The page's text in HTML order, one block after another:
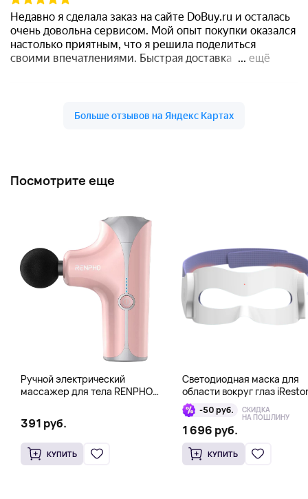
Посмотрите еще
Ручной электрический
массажер для тела RENPHO
391 руб.
КУПИТЬ
Светодиодная маска для
области вокруг глаз
Illumina LED Eye Mask
-50 руб. СКИДКА
НА ПОШЛИНУ
1 696 руб.
КУПИТЬ